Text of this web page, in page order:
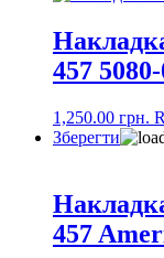
457
1,250.00 грн.
Зберегти
457